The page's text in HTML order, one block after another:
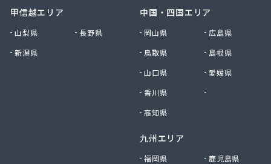
業所
NXエネルギー九州株式会社 熊本北営業所
NXエネルギー九州株式会社 城北営業所
日豊興産株式会社 本社事務所
肥後協同ガス配送センター株式会社
甲信越エリア
山梨県
長野県
新潟県
中国・四国エリア
岡山県
広島県
鳥取県
島根県
山口県
愛媛県
香川県
高知県
九州エリア
福岡県
鹿児島県